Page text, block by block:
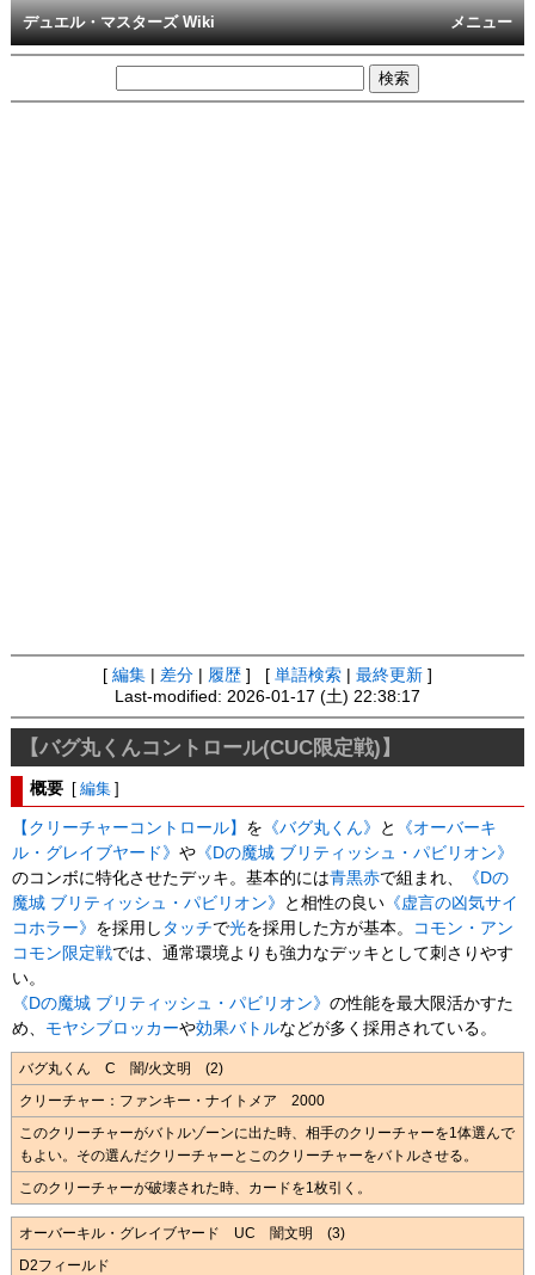
メニュー
デュエル・マスターズ Wiki
[ 編集 差分 履歴 ] [ 単語検索 最終更新 ]
Last-modified: 2026-01-17 (土) 22:38:17
【バグ丸くんコントロール(CUC限定戦)】
概要 [ 編集 ]
【クリーチャーコントロール】 を 《バグ丸くん》 と
《オーバーキ
ル・グレイブヤード》や 《Dの魔城 ブリティッシュ・パビリオン》
のコンボに特化させたデッキ。基本的には青黒赤で組まれ、
《Dの
魔城 ブリティッシュ・パビリオン》
と相性の良い 《虚言の凶気サイ
コホラー》 を採用し タッチで光を採用した方が基本。
コモン・アン
コモン限定戦では、通常環境よりも強力なデッキとして刺さりやす
い。
《Dの魔城 ブリティッシュ・パビリオン》の性能を最大限活かすた
め、 モヤシブロッカーや効果バトルなどが多く採用されている。
バグ丸くん C 闇/火文明 (2)
クリーチャー：ファンキー・ナイトメア 2000
このクリーチャーがバトルゾーンに出た時、相手のクリーチャーを1体選んで
もよい。その選んだクリーチャーとこのクリーチャーをバトルさせる。
このクリーチャーが破壊された時、カードを1枚引く。
オーバーキル・グレイブヤード UC 闇文明 (3)
D2フィールド